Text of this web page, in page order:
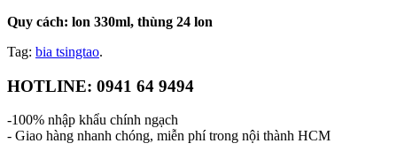
Quy cách: lon 330ml, thùng 24 lon
Tag: bia tsingtao.
HOTLINE: 0941 64 9494
-100% nhập khẩu chính ngạch
- Giao hàng nhanh chóng, miễn phí trong nội thành HCM